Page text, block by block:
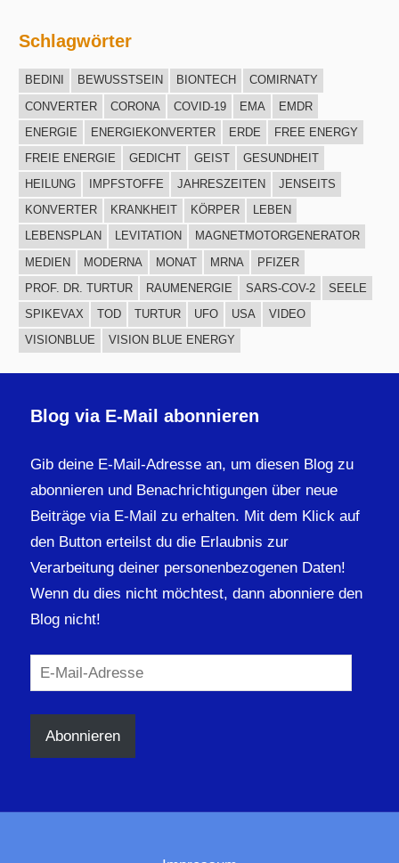
Schlagwörter
BEDINI BEWUSSTSEIN BIONTECH
COMIRNATY
CONVERTER
CORONA COVID-19 EMA
EMDR
ENERGIE
ENERGIEKONVERTER ERDE
FREE ENERGY
FREIE ENERGIE
GEDICHT GEIST
GESUNDHEIT
HEILUNG
IMPFSTOFFE JAHRESZEITEN
JENSEITS
KONVERTER
KRANKHEIT KÖRPER
LEBEN
LEBENSPLAN
LEVITATION
MAGNETMOTORGENERATOR
MEDIEN
MODERNA MONAT MRNA
PFIZER
PROF. DR. TURTUR
RAUMENERGIE SARS-COV-2
SEELE
SPIKEVAX
TOD TURTUR UFO USA
VIDEO
VISIONBLUE
VISION BLUE ENERGY
Blog via E-Mail abonnieren
Gib deine E-Mail-Adresse an, um diesen Blog zu
abonnieren und Benachrichtigungen über neue
Beiträge via E-Mail zu erhalten. Mit dem Klick auf
den Button erteilst du die Erlaubnis zur
Verarbeitung deiner personenbezogenen Daten!
Wenn du dies nicht möchtest, dann abonniere den
Blog nicht!
E-
Mail-
Adresse
Abonnieren